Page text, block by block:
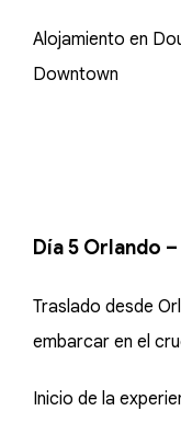
Alojamiento en
Downtown
Día 5 Orlando
Traslado desde
embarcar en el
Inicio de la